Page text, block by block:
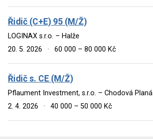
Řidič (C+E) 95 (M/Ž)
LOGINAX s.r.o. – Halže
20. 5. 2026
· 60 000 – 80 000 Kč
Řidič s. CE (M/Ž)
Pflaument Investment, s.r.o. – Chodová Planá
2. 4. 2026
· 40 000 – 50 000 Kč